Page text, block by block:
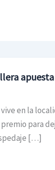
vive en la
para
[…]